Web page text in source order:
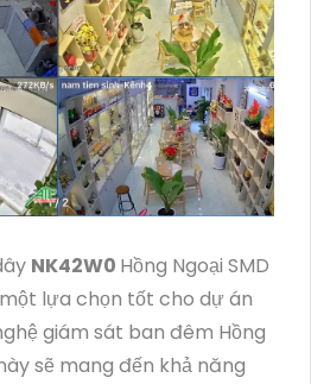
NK42W0 Hồng Ngoại SMD
lựa chọn tốt cho dự án
giám sát ban đêm Hồng
sẽ mang đến khả năng